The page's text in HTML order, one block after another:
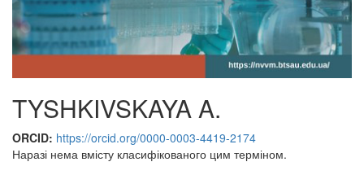
TYSHKIVSKAYA A.
ORCID: https://orcid.org/0000-0003-4419-2174
Наразі нема вмісту класифікованого цим терміном.